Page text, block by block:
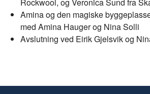
Amina og den magiske
med Amina Hauger og Nina Solli
Avslutning ved Eirik Gjelsvik og